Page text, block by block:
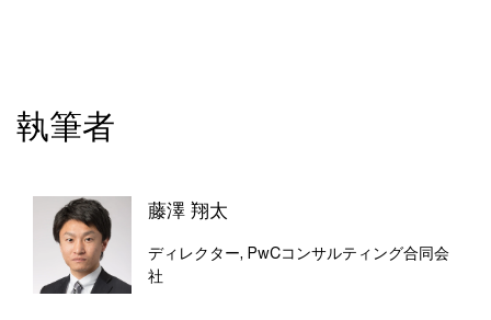
執筆者
藤澤 翔太
ディレクター, PwCコンサルティング合同会
社